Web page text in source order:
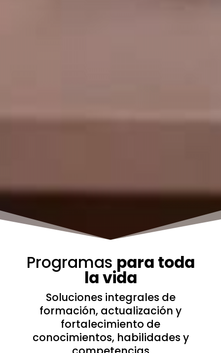
Programas para toda
la vida
Soluciones integrales de
formación, actualización y
fortalecimiento de
conocimientos, habilidades y